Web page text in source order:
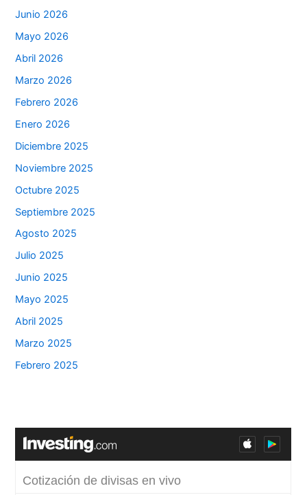
Junio 2026
Mayo 2026
Abril 2026
Marzo 2026
Febrero 2026
Enero 2026
Diciembre 2025
Noviembre 2025
Octubre 2025
Septiembre 2025
Agosto 2025
Julio 2025
Junio 2025
Mayo 2025
Abril 2025
Marzo 2025
Febrero 2025